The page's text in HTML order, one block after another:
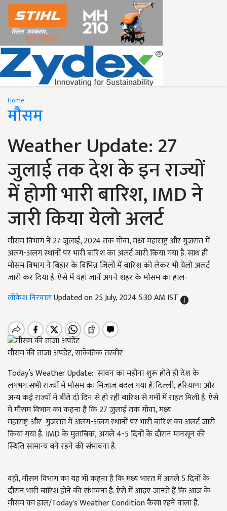
Home
मौसम
Weather Update: 27
जुलाई तक देश के इन राज्यों
में होगी भारी बारिश, IMD ने
जारी किया येलो अलर्ट
मौसम विभाग ने 27 जुलाई, 2024 तक गोवा, मध्य महाराष्ट्र और गुजरात में
अलग-अलग स्थानों पर भारी बारिश का अलर्ट जारी किया गया है. साथ ही
मौसम विभाग ने बिहार के विभिन्न जिलों में बारिश को लेकर भी येलो अलर्ट
जारी कर दिया है. ऐसे में यहां जानें अपने शहर के मौसम का हाल-
लोकेश निरवालUpdated on 25 July, 2024 5:30 AM IST
मौसम की ताजा अपडेट, सांकेतिक तस्वीर
Today’s Weather Update: सावन का महीना शुरू होते ही देश के
लगभग सभी राज्यों में मौसम का मिजाज बदल गया है. दिल्ली, हरियाणा और
अन्य कई राज्यों में बीते दो दिन से हो रही बारिश से गर्मी में राहत मिली है. ऐसे
में मौसम विभाग का कहना है कि 27 जुलाई तक गोवा, मध्य
महाराष्ट्र और गुजरात में अलग-अलग स्थानों पर भारी बारिश का अलर्ट जारी
किया गया है. IMD के मुताबिक, अगले 4-5 दिनों के दौरान मानसून की
स्थिति सामान्य बने रहने की संभावना है.
वही, मौसम विभाग का यह भी कहना है कि मध्य भारत में अगले 5 दिनों के
दौरान भारी बारिश होने की संभावना है. ऐसे में आइए जानते हैं कि आज के
मौसम का हाल/Today's Weather Condition कैसा रहने वाला है.